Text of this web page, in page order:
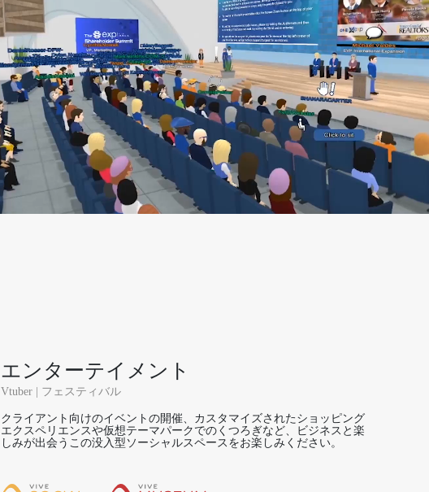
エンターテイメント
Vtuber | フェスティバル
クライアント向けのイベントの開催、カスタマイズされたショッピング
エクスペリエンスや仮想テーマパークでのくつろぎなど、ビジネスと楽
しみが出会うこの没入型ソーシャルスペースをお楽しみください。